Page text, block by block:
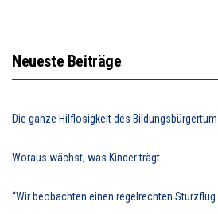
Neueste Beiträge
Die ganze Hilflosigkeit des
Woraus wächst, was Kinder trägt
“Wir beobachten einen regelrechten Sturzflug